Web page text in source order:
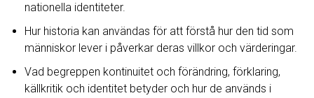
nationella identiteter.
Hur historia kan användas för att förstå hur den tid som
människor lever i påverkar deras villkor och värderingar.
Vad begreppen kontinuitet och förändring, förklaring,
källkritik och identitet betyder och hur de används i